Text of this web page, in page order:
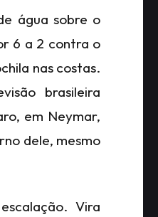
água sobre o
6 a 2 contra o
nas costas.
brasileira
em Neymar,
dele, mesmo
Vira